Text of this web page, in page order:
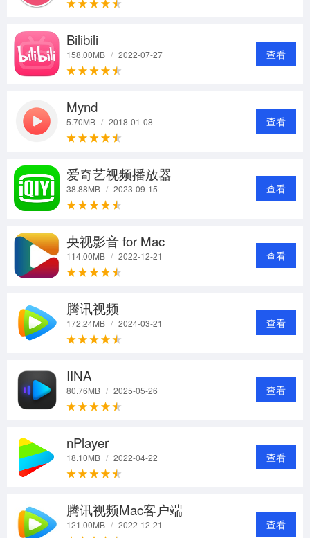
Bilibili
158.00MB / 2022-07-27 查看
Mynd
5.70MB / 2018-01-08 查看
爱奇艺视频播放器
38.88MB / 2023-09-15 查看
央视影音 for Mac
114.00MB / 2022-12-21 查看
腾讯视频
172.24MB / 2024-03-21 查看
IINA
80.76MB / 2025-05-26 查看
nPlayer
18.10MB / 2022-04-22 查看
腾讯视频Mac客户端
121.00MB / 2022-12-21 查看